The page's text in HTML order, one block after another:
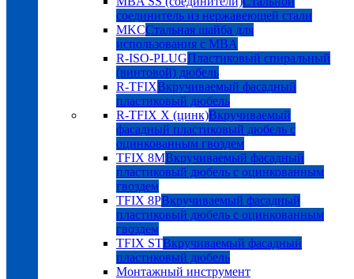
соединитель из нержавеющей стали
MKCСтальная шайба для
использования с MBA
R-ISO-PLUGПластиковый спиральный
(винтовой) дюбель
R-TFIXВкручиваемый фасадный
пластиковый дюбель
R-TFIX X (цинк)Вкручиваемый
фасадный пластиковый дюбель с
оцинкованным гвоздем
TFIX 8MВкручиваемый фасадный
пластиковый дюбель с оцинкованным
гвоздем
TFIX 8PВкручиваемый фасадный
пластиковый дюбель с оцинкованным
гвоздем
TFIX STВкручиваемый фасадный
пластиковый дюбель
Монтажный инструмент